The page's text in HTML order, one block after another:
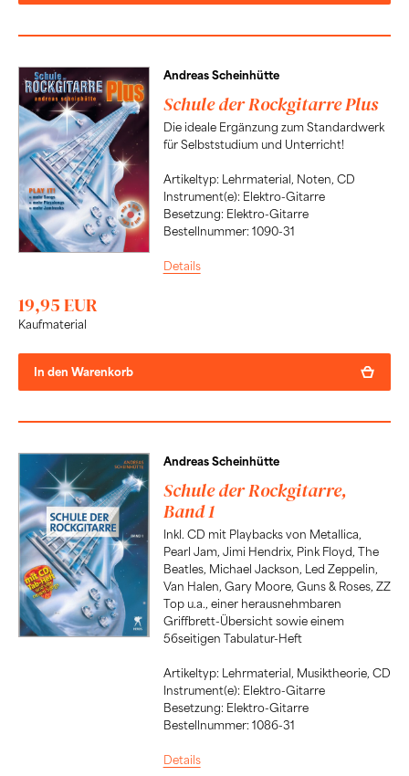
Andreas Scheinhütte
Schule der Rockgitarre Plus
Die ideale Ergänzung zum Standardwerk
für Selbststudium und Unterricht!
Artikeltyp: Lehrmaterial, Noten, CD
Instrument(e): Elektro-Gitarre
Besetzung: Elektro-Gitarre
Bestellnummer: 1090-31
Details
19,95 EUR
Kaufmaterial
In den Warenkorb
Andreas Scheinhütte
Schule der Rockgitarre,
Band 1
Inkl. CD mit Playbacks von Metallica,
Pearl Jam, Jimi Hendrix, Pink Floyd, The
Beatles, Michael Jackson, Led Zeppelin,
Van Halen, Gary Moore, Guns & Roses, ZZ
Top u.a., einer herausnehmbaren
Griffbrett-Übersicht sowie einem
56seitigen Tabulatur-Heft
Artikeltyp: Lehrmaterial, Musiktheorie, CD
Instrument(e): Elektro-Gitarre
Besetzung: Elektro-Gitarre
Bestellnummer: 1086-31
Details